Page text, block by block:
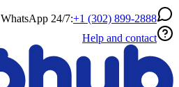
WhatsApp 24/7:+1 (302) 899-2888
Help and contact